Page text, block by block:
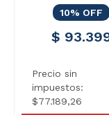
10% OFF
$
Precio sin
impuestos:
$77.189,26